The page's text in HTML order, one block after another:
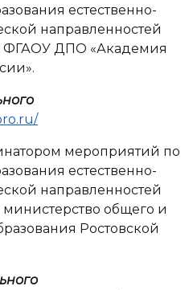
естественно-
направленностей
ФГАОУ ДПО «Академия
мероприятий по
естественно-
направленностей
министерство общего и
Ростовской